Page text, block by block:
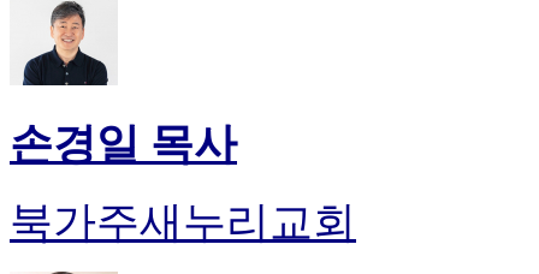
손경일 목사
북가주새누리교회